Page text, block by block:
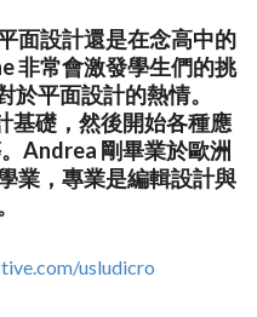
面設計還是在念高中的
非常會激發學生們的挑
平面設計的熱情。
基礎，然後開始各種應
Andrea 剛畢業於歐洲
業，專業是編輯設計與
usludicro